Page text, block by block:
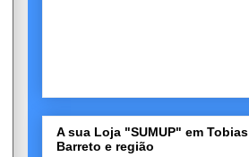
A sua Loja "SUMUP" em Tobias
Barreto e região